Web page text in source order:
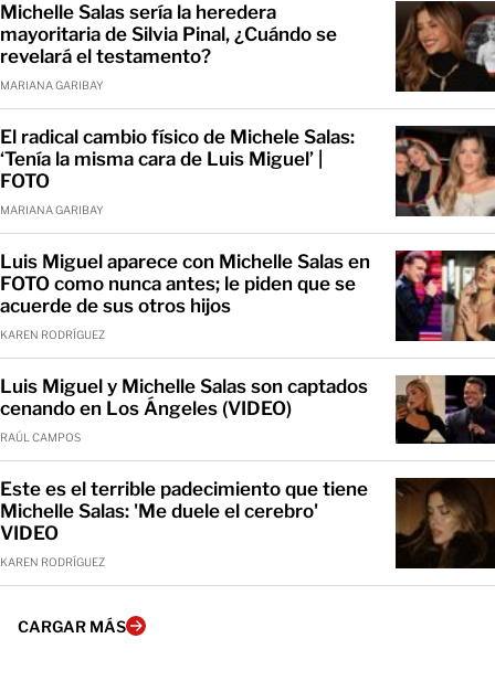
Michelle Salas sería la heredera
mayoritaria de Silvia Pinal, ¿Cuándo se
revelará el testamento?
MARIANA GARIBAY
El radical cambio físico de Michele Salas:
‘Tenía la misma cara de Luis Miguel’ |
FOTO
MARIANA GARIBAY
Luis Miguel aparece con Michelle Salas en
FOTO como nunca antes; le piden que se
acuerde de sus otros hijos
KAREN RODRÍGUEZ
Luis Miguel y Michelle Salas son captados
cenando en Los Ángeles (VIDEO)
RAÚL CAMPOS
Este es el terrible padecimiento que tiene
Michelle Salas: 'Me duele el cerebro'
VIDEO
KAREN RODRÍGUEZ
CARGAR MÁS